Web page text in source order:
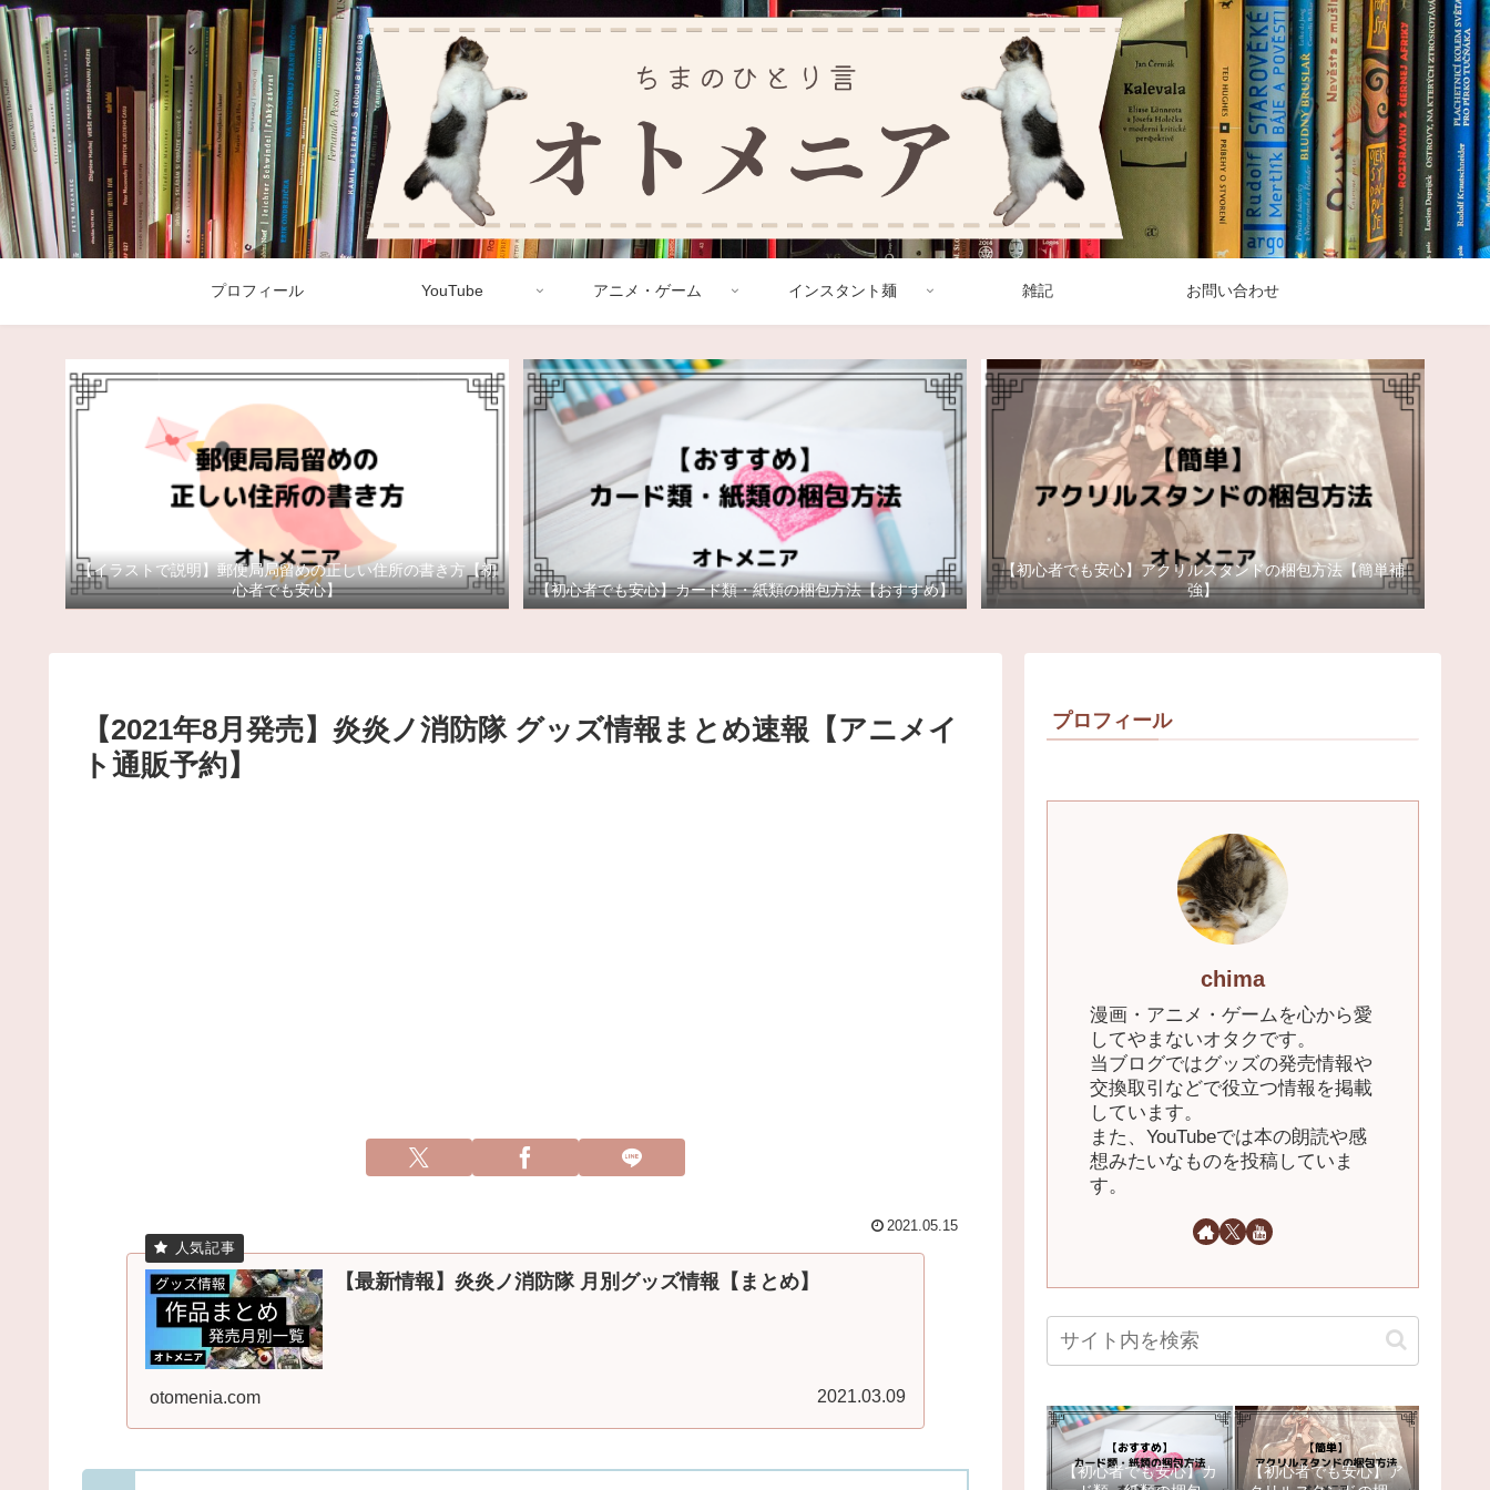
プロフィール YouTube アニメ・ゲーム インスタント麺 雑記 お問い合わせ
【イラストで説明】郵便局局留めの正しい住所の書き方【初
心者でも安心】
【初心者でも安心】カード類・紙類の梱包方法【おすすめ】
【初心者でも安心】アクリルスタンドの梱包方法【簡単補
強】
【2021年8月発売】炎炎ノ消防隊 グッズ情報まとめ速報【アニメイ
ト通販予約】
2021.05.15
【最新情報】炎炎ノ消防隊 月別グッズ情報【まとめ】
otomenia.com 2021.03.09
プロフィール
chima
漫画・アニメ・ゲームを心から愛
してやまないオタクです。
当ブログではグッズの発売情報や
交換取引などで役立つ情報を掲載
しています。
また、YouTubeでは本の朗読や感
想みたいなものを投稿していま
す。
【初心者でも安心】カ
【初心者でも安心】ア